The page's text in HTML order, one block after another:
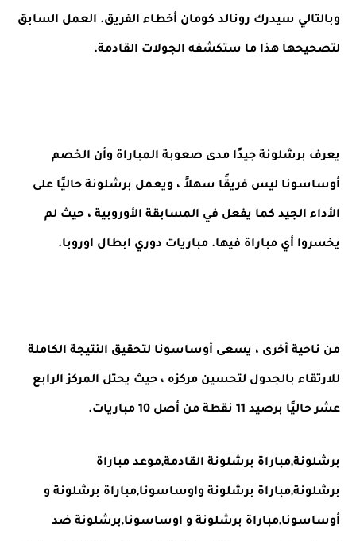
وبالتالي سيدرك رونالد كومان أخطاء الفريق. العمل السابق
لتصحيحها هذا ما ستكشفه الجولات القادمة.
يعرف برشلونة جيدًا مدى صعوبة المباراة وأن الخصم
أوساسونا ليس فريقًا سهلاً ، ويعمل برشلونة حاليًا على
الأداء الجيد كما يفعل في المسابقة الأوروبية ، حيث لم
يخسروا أي مباراة فيها. مباريات دوري ابطال اوروبا.
من ناحية أخرى ، يسعى أوساسونا لتحقيق النتيجة الكاملة
للارتقاء بالجدول لتحسين مركزه ، حيث يحتل المركز الرابع
عشر حاليًا برصيد 11 نقطة من أصل 10 مباريات.
برشلونة,مباراة برشلونة القادمة,موعد مباراة
برشلونة,مباراة برشلونة واوساسونا,مباراة برشلونة و
أوساسونا,مباراة برشلونة و اوساسونا,برشلونة ضد